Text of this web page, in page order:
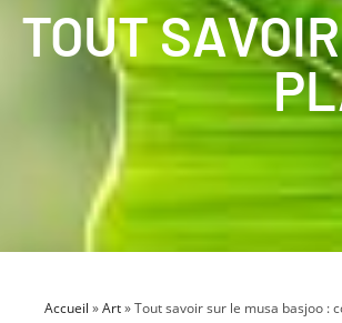
TOUT
Accueil »Art»Tout savoir sur le musa basjoo :